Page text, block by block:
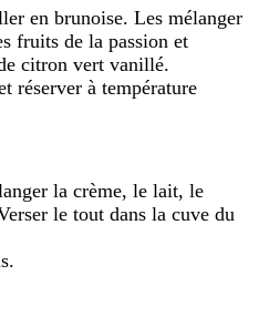
en brunoise. Les mélanger
fruits de la passion et
citron vert vanillé.
réserver à température
la crème, le lait, le
le tout dans la cuve du